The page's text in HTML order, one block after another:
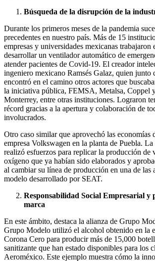
Búsqueda de la disrupción de la
Durante los primeros meses de la pandemia
precedentes en nuestro país. Más de 15
empresas y universidades mexicanas trabajaron
desarrollar un ventilador automático de
atender pacientes de Covid-19. El creador
ingeniero mexicano Ramsés Galaz, quien junto
encontró en el camino otros actores que
la iniciativa pública, FEMSA, Metalsa, Coppel
Monterrey, entre otras instituciones. Lograron
récord gracias a la apertura y colaboración de
involucrados.
Otro caso similar que aprovechó las economías
empresa Volkswagen en la planta de Puebla. La
realizó esfuerzos para replicar la producción de
oxígeno que ya habían sido elaborados y
al cambiar su línea de producción en una de las
modelo desarrollado por SEAT.
Responsabilidad Social Empresarial y
marca
En este ámbito, destaca la alianza de Grupo
Grupo Modelo utilizó el alcohol obtenido en la
Corona Cero para producir más de 15,000
sanitizante que han estado disponibles para los
Aeroméxico. Este ejemplo muestra cómo la